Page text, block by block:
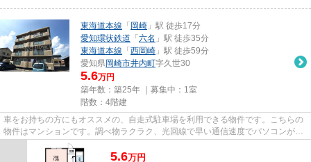
東海道本線 「 岡崎 」駅 徒歩17分
愛知環状鉄道 「 六名 」駅 徒歩35分
東海道本線 「 西岡崎 」駅 徒歩59分
愛知県岡崎市井内町字久世30
5.6万円
築年数：築25年 ｜募集中： 1室
階数：4階建
車をお持ちの方にもオススメの、自走式駐車場を利用できる物件です。こちらの
物件はマンションです。調べ物ラクラク、光回線で早い通信速度でパソコンが使
用できます。「ディアコート...
5.6万円